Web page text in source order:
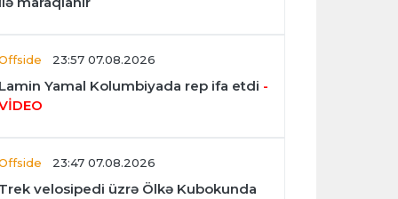
23:57 07.08.2026
Yamal Kolumbiyada rep ifa etdi -
23:47 07.08.2026
velosipedi üzrə Ölkə Kubokunda